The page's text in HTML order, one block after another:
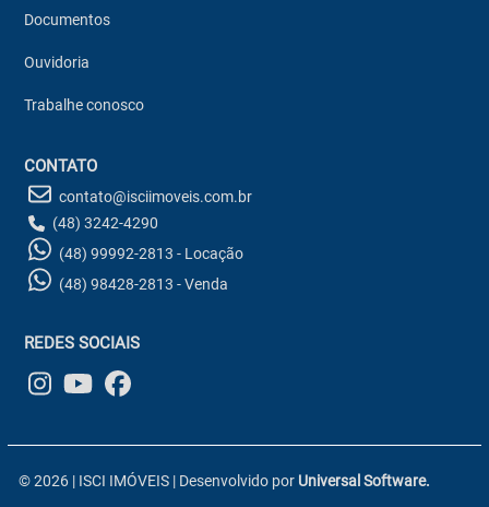
Documentos
Ouvidoria
Trabalhe conosco
CONTATO
contato@isciimoveis.com.br
(48) 3242-4290
(48) 99992-2813 - Locação
(48) 98428-2813 - Venda
REDES SOCIAIS
© 2026 | ISCI IMÓVEIS | Desenvolvido por Universal Software.